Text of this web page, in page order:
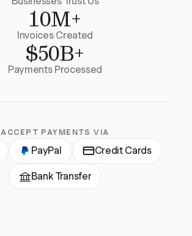
10M+
Invoices Created
$50B+
Payments Processed
ACCEPT PAYMENTS VIA
PayPal Credit Cards
Bank Transfer